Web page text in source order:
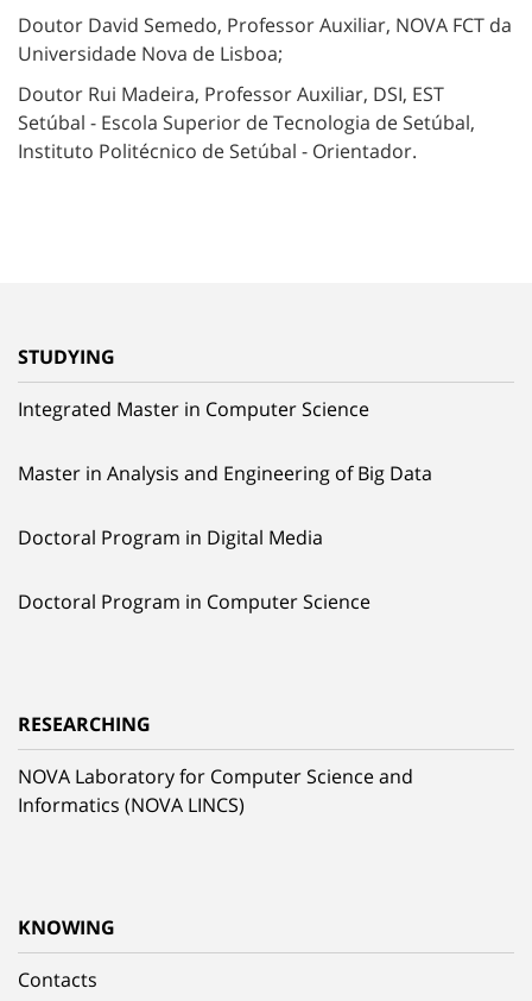
Doutor David Semedo, Professor Auxiliar, NOVA FCT da
Universidade Nova de Lisboa;
Doutor Rui Madeira, Professor Auxiliar, DSI, EST
Setúbal - Escola Superior de Tecnologia de Setúbal,
Instituto Politécnico de Setúbal - Orientador.
STUDYING
Integrated Master in Computer Science
Master in Analysis and Engineering of Big Data
Doctoral Program in Digital Media
Doctoral Program in Computer Science
RESEARCHING
NOVA Laboratory for Computer Science and
Informatics (NOVA LINCS)
KNOWING
Contacts